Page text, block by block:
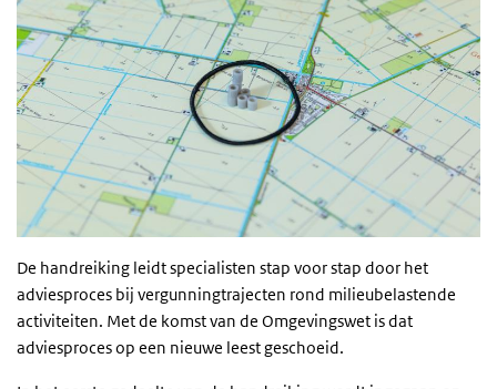
De handreiking leidt specialisten stap voor stap door het
adviesproces bij vergunningtrajecten rond milieubelastende
activiteiten. Met de komst van de Omgevingswet is dat
adviesproces op een nieuwe leest geschoeid.